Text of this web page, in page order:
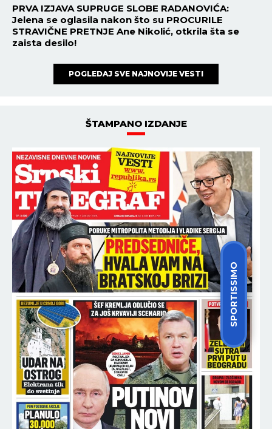
SPORTISSIMO
PRVA IZJAVA SUPRUGE SLOBE RADANOVIĆA:
Jelena se oglasila nakon što su PROCURILE
STRAVIČNE PRETNJE Ane Nikolić, otkrila šta se
zaista desilo!
POGLEDAJ SVE NAJNOVIJE VESTI
ŠTAMPANO IZDANJE